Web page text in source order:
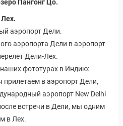
Пангонг Цо.
аэропорт Дели.
аэропорта Дели в аэропорт
Дели-Лех.
фототурах в Индию:
в аэропорт Дели,
аэропорт New Delhi
встречи в Дели, мы одним
в Лех.